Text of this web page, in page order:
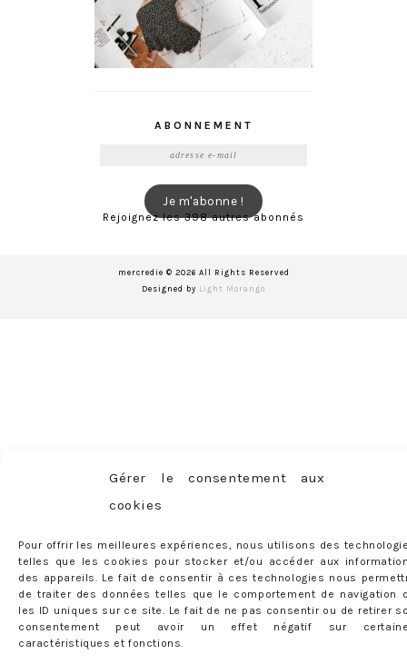
Gérer le consentement aux
cookies
Pour offrir les meilleures expériences, nous utilisons des
telles que les cookies pour stocker et/ou accéder aux
des appareils. Le fait de consentir à ces technologies nous
de traiter des données telles que le comportement de navigation
les ID uniques sur ce site. Le fait de ne pas consentir ou de retirer
consentement peut avoir un effet négatif sur
caractéristiques et fonctions.
ABONNEMENT
Je m'abonne !
Rejoignez les 398 autres abonnés
mercredie © 2026 All Rights Reserved
Designed by Light Morango